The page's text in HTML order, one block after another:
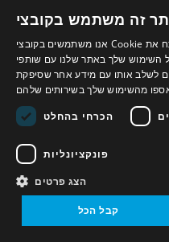
אנו משתמשים בקובצי Cookie כדי להתאים אישית תוכן, מודעות ולנתח את
השימוש שלך באתר שלנו עם שותפי
לשלב אותו עם מידע אחר שסיפקת
הכרחי בהחלט
פונקציונליות
הצג פרטים
קבל הכל